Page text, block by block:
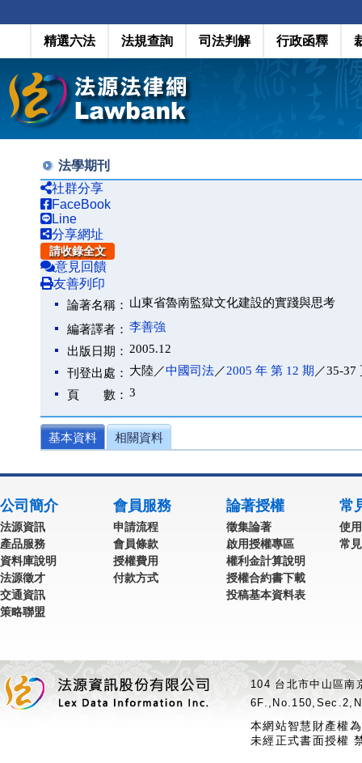
精選六法 法規查詢 司法判解 行政函釋
法學期刊
社群分享
FaceBook
Line
分享網址
請收錄全文
意見回饋
友善列印
論著名稱： 山東省魯南監獄文化建設的實踐與思考
編著譯者： 李善強
出版日期： 2005.12
刊登出處： 大陸／中國司法／2005 年 第 12 期 ／35-37
頁 數： 3
基本資料 相關資料
公司簡介
法源資訊
產品服務
資料庫說明
法源徵才
交通資訊
策略聯盟
會員服務
申請流程
會員條款
授權費用
付款方式
論著授權
徵集論著
啟用授權專區
權利金計算說明
授權合約書下載
投稿基本資料表
常
使
常
104 台北市中山區
本網站智慧財產權
未經正式書面授權